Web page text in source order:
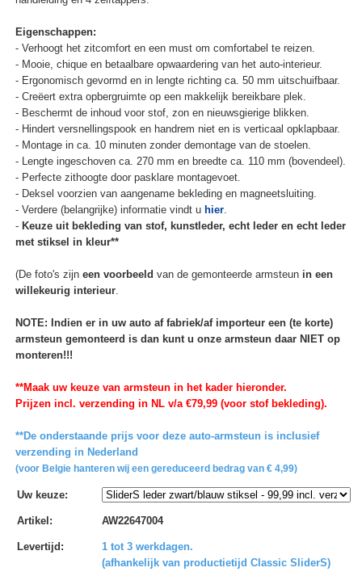
Eigenschappen:
- Verhoogt het zitcomfort en een must om comfortabel te reizen.
- Mooie, chique en betaalbare opwaardering van het auto-interieur.
- Ergonomisch gevormd en in lengte richting ca. 50 mm uitschuifbaar.
- Creëert extra opbergruimte op een makkelijk bereikbare plek.
- Beschermt de inhoud voor stof, zon en nieuwsgierige blikken.
- Hindert versnellingspook en handrem niet en is verticaal opklapbaar.
- Montage in ca. 10 minuten zonder demontage van de stoelen.
- Lengte ingeschoven ca. 270 mm en breedte ca. 110 mm (bovendeel).
- Perfecte zithoogte door pasklare montagevoet.
- Deksel voorzien van aangename bekleding en magneetsluiting.
- Verdere (belangrijke) informatie vindt u hier.
- Keuze uit bekleding van stof, kunstleder, echt leder en echt leder
met stiksel in kleur**
(De foto's zijn een voorbeeld van de gemonteerde armsteun in een
willekeurig interieur.
NOTE: Indien er in uw auto af fabriek/af importeur een (te korte)
armsteun gemonteerd is dan kunt u onze armsteun daar NIET op
monteren!!!
**Maak uw keuze van armsteun in het kader hieronder.
Prijzen incl. verzending in NL v/a €79,99 (voor stof bekleding).
**De onderstaande prijs voor deze auto-armsteun is inclusief
verzending in Nederland
(voor Belgie hanteren wij een gereduceerd bedrag van € 4,99)
Uw keuze:
Artikel : AW22647004
Levertijd :
1 tot 3 werkdagen.
(afhankelijk van productietijd Classic SliderS)